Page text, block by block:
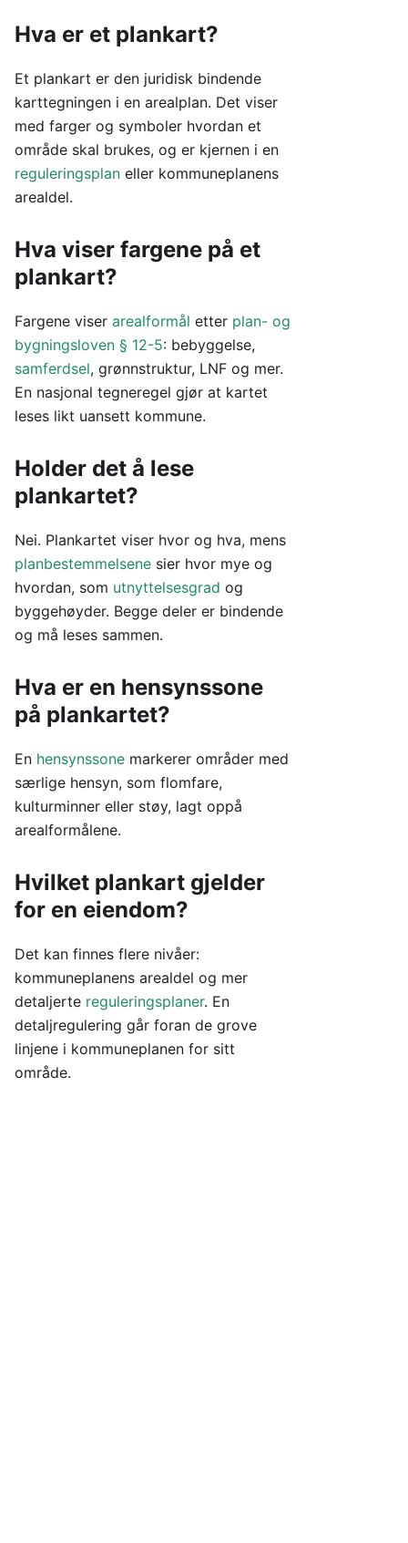
Hva er et plankart?
Et plankart er den juridisk bindende
karttegningen i en arealplan. Det viser
med farger og symboler hvordan et
område skal brukes, og er kjernen i en
reguleringsplan eller kommuneplanens
arealdel.
Hva viser fargene på et
plankart?
Fargene viser arealformål etter plan- og
bygningsloven § 12-5: bebyggelse,
samferdsel, grønnstruktur, LNF og mer.
En nasjonal tegneregel gjør at kartet
leses likt uansett kommune.
Holder det å lese
plankartet?
Nei. Plankartet viser hvor og hva, mens
planbestemmelsene sier hvor mye og
hvordan, som utnyttelsesgrad og
byggehøyder. Begge deler er bindende
og må leses sammen.
Hva er en hensynssone
på plankartet?
En hensynssone markerer områder med
særlige hensyn, som flomfare,
kulturminner eller støy, lagt oppå
arealformålene.
Hvilket plankart gjelder
for en eiendom?
Det kan finnes flere nivåer:
kommuneplanens arealdel og mer
detaljerte reguleringsplaner. En
detaljregulering går foran de grove
linjene i kommuneplanen for sitt
område.